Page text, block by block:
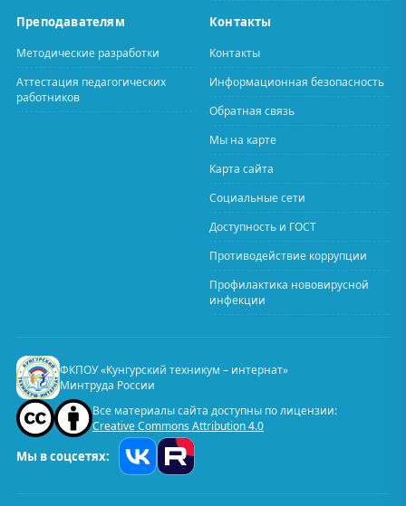
Преподавателям
Методические разработки
Аттестация педагогических
работников
Контакты
Контакты
Информационная безопасность
Обратная связь
Мы на карте
Карта сайта
Социальные сети
Доступность и ГОСТ
Противодействие коррупции
Профилактика нововирусной
инфекции
ФКПОУ «Кунгурский техникум – интернат»
Минтруда России
Все материалы сайта доступны по лицензии:
Creative Commons Attribution 4.0
Мы в соцсетях: